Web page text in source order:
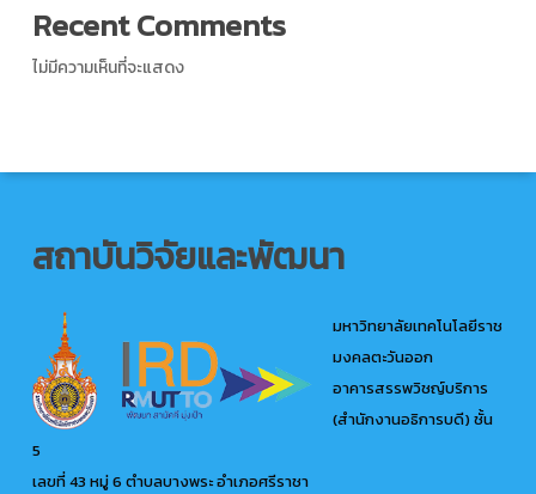
Recent Comments
ไม่มีความเห็นที่จะแสดง
สถาบันวิจัยและพัฒนา
มหาวิทยาลัยเทคโนโลยีราช
มงคลตะวันออก
อาคารสรรพวิชญ์บริการ
(สำนักงานอธิการบดี) ชั้น
5
เลขที่ 43 หมู่ 6 ตำบลบางพระ อำเภอศรีราชา